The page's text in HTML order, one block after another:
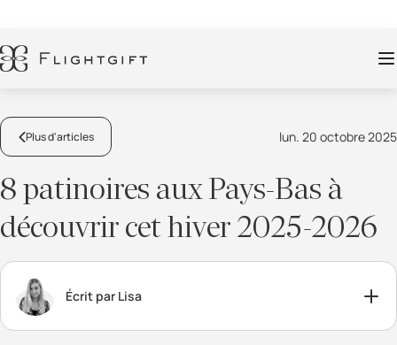
Plus d'articles lun. 20 octobre 2025
8 patinoires aux Pays-Bas à
découvrir cet hiver 2025-2026
Écrit par Lisa